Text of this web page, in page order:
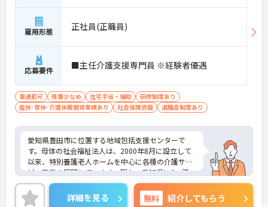
雇用形態 正社員(正職員)
応募要件 ■主任介護支援専門員 ※経験者優遇
車通勤可 残業少なめ 住宅手当・補助
研修制度あり
産休･育休･介護休暇取得実績あり
社会保険完備 退職金制度あり
愛知県豊田市に位置する地域包括支援センターで
す。母体の社会福祉法人は、2000年8月に設立して
以来、特別養護老人ホームを中心に各種の介護サー
ビス事業を展開しています。現在、愛知県に6ヶ所、
横浜市に1ヶ所の拠点があります。さらに、2018年4
月には豊田市駅前にも開設予定で、今もなお成長を
続けている法人です。
詳細を見る 無料 紹介してもらう